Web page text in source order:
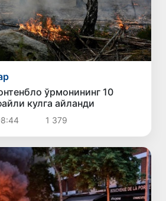
ўрмонининг 10
кулга айланди
1 379